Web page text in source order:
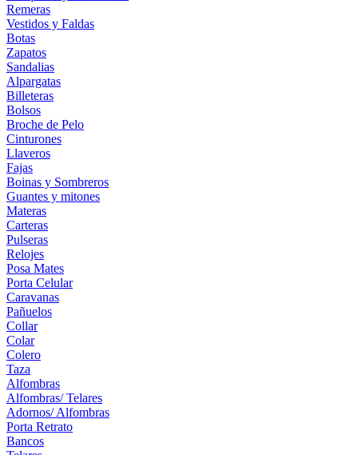
Remeras
Vestidos y Faldas
Botas
Zapatos
Sandalias
Alpargatas
Billeteras
Bolsos
Broche de Pelo
Cinturones
Llaveros
Fajas
Boinas y Sombreros
Guantes y mitones
Materas
Carteras
Pulseras
Relojes
Posa Mates
Porta Celular
Caravanas
Pañuelos
Collar
Colar
Colero
Taza
Alfombras
Alfombras/ Telares
Adornos/ Alfombras
Porta Retrato
Bancos